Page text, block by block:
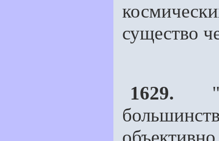
существо
1629.